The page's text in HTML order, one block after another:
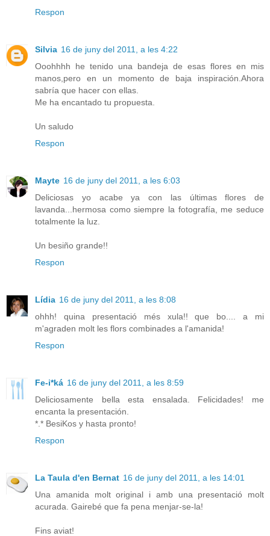
Respon
Silvia 16 de juny del 2011, a les 4:22
Ooohhhh he tenido una bandeja de esas flores en mis
manos,pero en un momento de baja inspiración.Ahora
sabría que hacer con ellas.
Me ha encantado tu propuesta.
Un saludo
Respon
Mayte 16 de juny del 2011, a les 6:03
Deliciosas yo acabe ya con las últimas flores de
lavanda...hermosa como siempre la fotografía, me seduce
totalmente la luz.
Un besiño grande!!
Respon
Lídia 16 de juny del 2011, a les 8:08
ohhh! quina presentació més xula!! que bo.... a mi
m'agraden molt les flors combinades a l'amanida!
Respon
Fe-i*ká 16 de juny del 2011, a les 8:59
Deliciosamente bella esta ensalada. Felicidades! me
encanta la presentación.
*.* BesiKos y hasta pronto!
Respon
La Taula d'en Bernat 16 de juny del 2011, a les 14:01
Una amanida molt original i amb una presentació molt
acurada. Gairebé que fa pena menjar-se-la!
Fins aviat!